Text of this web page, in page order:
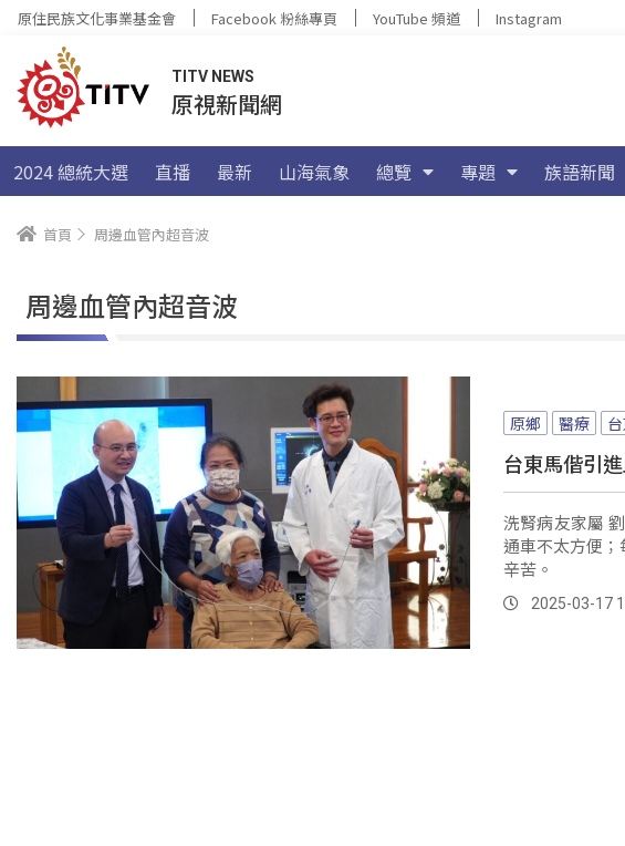
原住民族文化事業基金會 Facebook 粉絲專頁 YouTube 頻道 Instagram
TITV NEWS
原視新聞網
2024 總統大選 直播 最新 山海氣象 總覽 專題 族語新聞
首頁 周邊血管內超音波
周邊血管內超音波
原鄉 醫療
台東馬偕引
洗腎病友家屬
通車不太方便
辛苦。
2025-03-17